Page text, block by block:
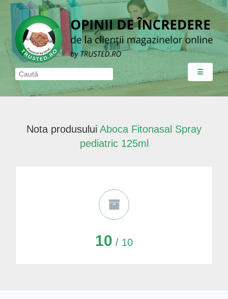
☰
Nota produsului Aboca Fitonasal Spray
pediatric 125ml
10 / 10